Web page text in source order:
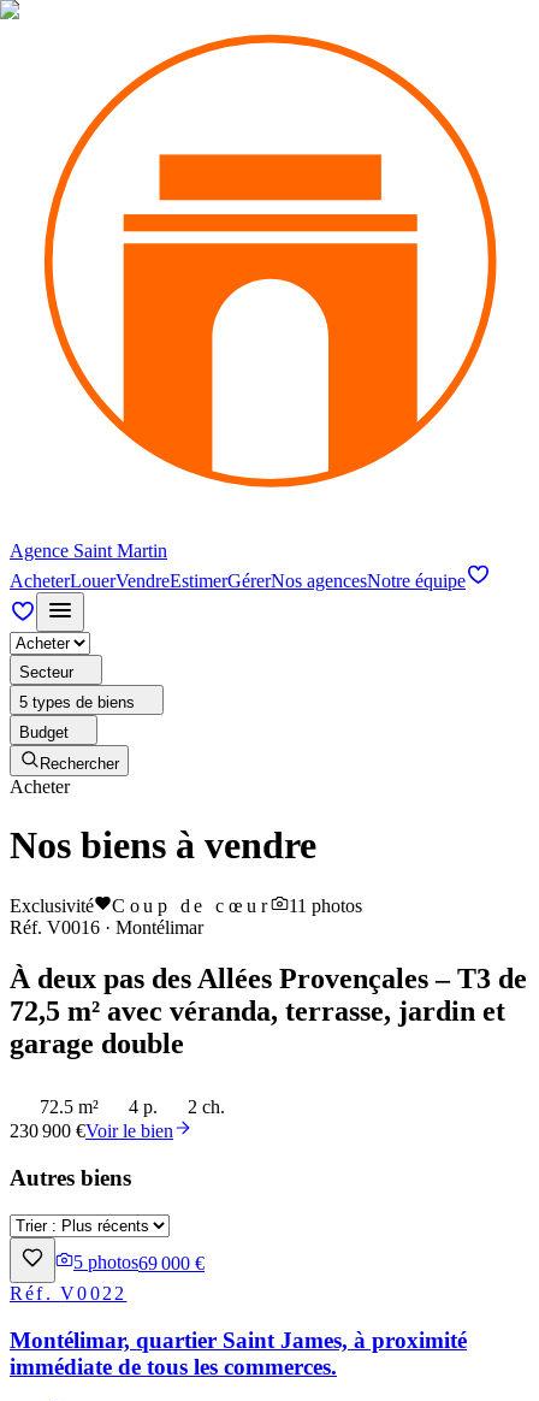
Agence Saint Martin
AcheterLouerVendreEstimerGérerNos agencesNotre équipe
Secteur
5 types de biens
Budget
Rechercher
Acheter
Nos biens à vendre
Exclusivité Coup de cœur 11 photos
Réf. V0016 · Montélimar
À deux pas des Allées Provençales – T3 de
72,5 m² avec véranda, terrasse, jardin et
garage double
72.5 m² 4 p.
2 ch.
230 900 €Voir le bien
Autres biens
5 photos69 000 €
Réf.V0022
Montélimar, quartier Saint James, à proximité
immédiate de tous les commerces.